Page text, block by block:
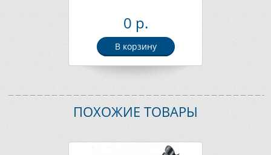
0 р.
В корзину
ПОХОЖИЕ ТОВАРЫ